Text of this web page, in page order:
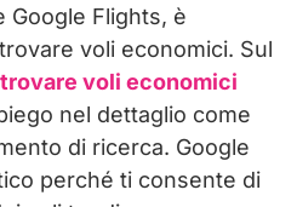
Google Flights, è
voli economici. Sul
voli economici
nel dettaglio come
di ricerca. Google
perché ti consente di